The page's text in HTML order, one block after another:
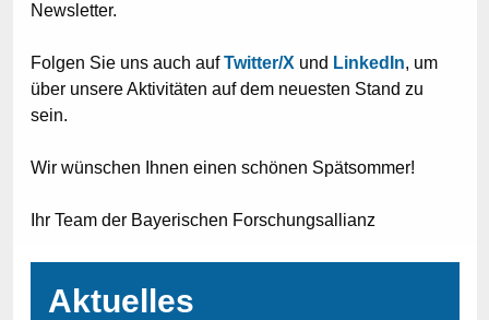
Newsletter.
Folgen Sie uns auch aufTwitter/X und LinkedIn, um
über unsere Aktivitäten auf dem neuesten Stand zu
sein.
Wir wünschen Ihnen einen schönen Spätsommer!
Ihr Team der Bayerischen Forschungsallianz
Aktuelles